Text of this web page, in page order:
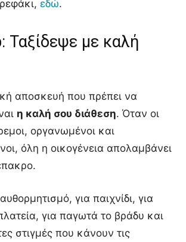
εδώ.
Ταξίδεψε με καλή
αποσκευή που πρέπει να
η καλή σου διάθεση. Όταν οι
οργανωμένοι και
όλη η οικογένεια απολαμβάνει
για παιχνίδι, για
για παγωτά το βράδυ και
στιγμές που κάνουν τις